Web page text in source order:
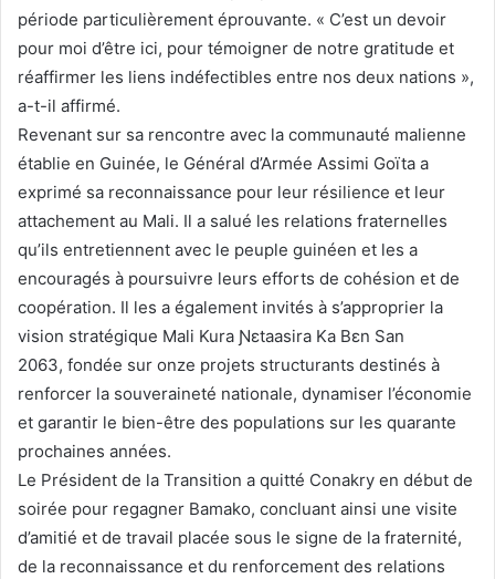
période particulièrement éprouvante. « C’est un devoir
pour moi d’être ici, pour témoigner de notre gratitude et
réaffirmer les liens indéfectibles entre nos deux nations »,
a-t-il affirmé.
Revenant sur sa rencontre avec la communauté malienne
établie en Guinée, le Général d’Armée Assimi Goïta a
exprimé sa reconnaissance pour leur résilience et leur
attachement au Mali. Il a salué les relations fraternelles
qu’ils entretiennent avec le peuple guinéen et les a
encouragés à poursuivre leurs efforts de cohésion et de
coopération. Il les a également invités à s’approprier la
vision stratégique Mali Kura Ɲɛtaasira Ka Bɛn San
2063, fondée sur onze projets structurants destinés à
renforcer la souveraineté nationale, dynamiser l’économie
et garantir le bien-être des populations sur les quarante
prochaines années.
Le Président de la Transition a quitté Conakry en début de
soirée pour regagner Bamako, concluant ainsi une visite
d’amitié et de travail placée sous le signe de la fraternité,
de la reconnaissance et du renforcement des relations